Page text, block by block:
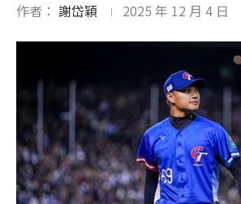
作者： 謝岱穎 2025 年 12 月 4 日